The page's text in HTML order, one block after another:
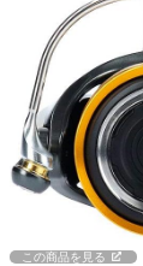
この商品を見る